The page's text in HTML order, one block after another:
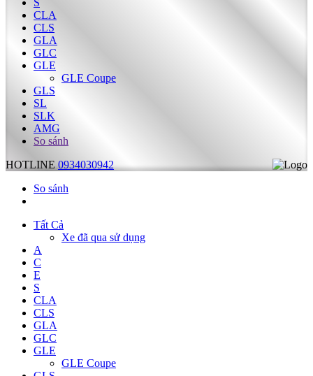
S
CLA
CLS
GLA
GLC
GLE
GLE Coupe
GLS
SL
SLK
AMG
So sánh
HOTLINE 0934030942
So sánh
Tất Cả
Xe đã qua sử dụng
A
C
E
S
CLA
CLS
GLA
GLC
GLE
GLE Coupe